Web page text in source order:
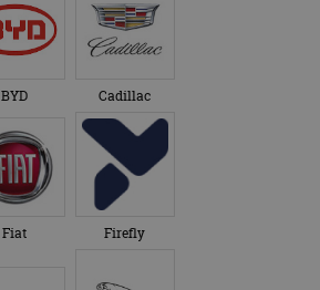
BYD Cadillac
Fiat Firefly